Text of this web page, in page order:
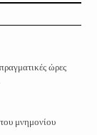
ώρες
μνημονίου